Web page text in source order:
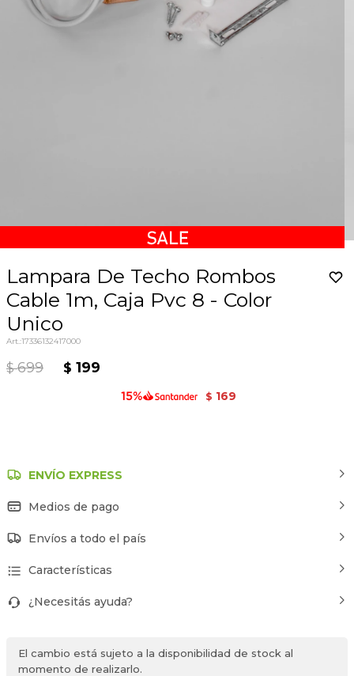
Lampara De Techo Rombos
Cable 1m, Caja Pvc 8 - Color
Unico
17336132417000
$ 699 $ 199
$ 169
ENVÍO EXPRESS
Medios de pago
Envíos a todo el país
Características
¿Necesitás ayuda?
El cambio está sujeto a la disponibilidad de stock al
momento de realizarlo.